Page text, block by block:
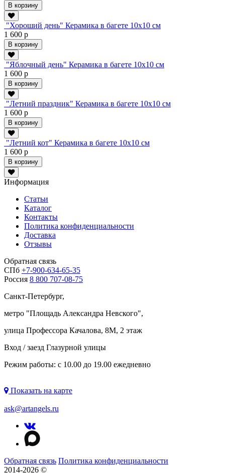
В корзину
"Хороший день" Керамика в багете 10х10 см
1 600 р
В корзину
"Яблочный день" Керамика в багете 10х10 см
1 600 р
В корзину
"Летний праздник" Керамика в багете 10х10 см
1 600 р
В корзину
"Летний кот" Керамика в багете 10х10 см
1 600 р
В корзину
Информация
Статьи
Каталог
Контакты
Политика конфиденциальности
Доставка
Отзывы
Обратная связь
СПб +7-900-634-65-35
Россия 8 800 707-08-75
Санкт-Петербург,
метро "Площадь Александра Невского",
улица Профессора Качалова, 8М, 2 этаж
Вход / заезд Глазурной улицы
Режим работы: с 10.00 до 19.00 ежедневно
Показать на карте
ask@artangels.ru
Обратная связь Политика конфиденциальности
2014-2026 ©